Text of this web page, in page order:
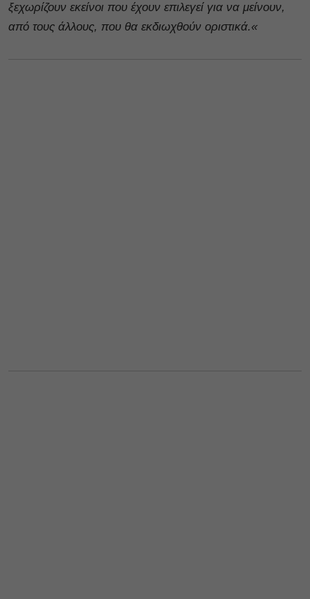
ξεχωρίζουν εκείνοι που έχουν επιλεγεί για να μείνουν,
από τους άλλους, που θα εκδιωχθούν οριστικά.«